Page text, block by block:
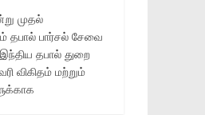
முதல்
தபால் பார்சல் சேவை
தபால் துறை
விகிதம் மற்றும்